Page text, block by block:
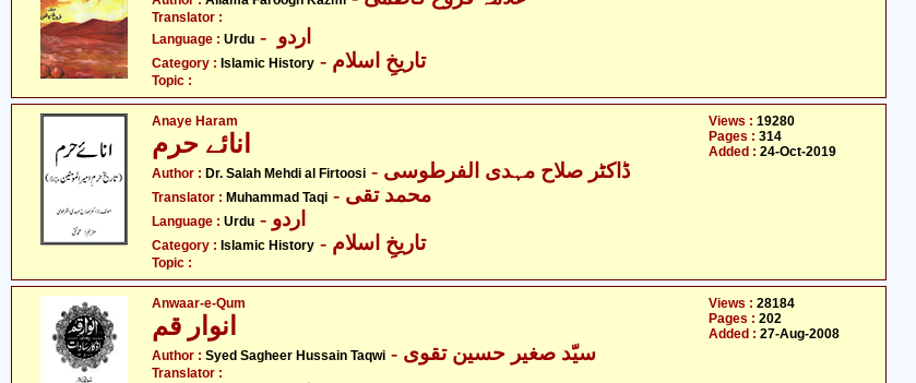
Translator :
Language : Urdu
Category : Islamic History - تاریخِ اسلام
Topic :
Anaye Haram
انائے حرم
Author : Dr. Salah Mehdi al Firtoosi - ڈاکٹر صلاح مہدی الفرطوسی
Translator : Muhammad Taqi - محمد تقی
Language : Urdu - اردو
Category : Islamic History - تاریخِ اسلام
Topic :
Views : 19280
Pages : 314
Added : 24-Oct-2019
Anwaar-e-Qum
انوار قم
Author : Syed Sagheer Hussain Taqwi - سیّد صغیر حسین تقوی
Translator :
Views : 28184
Pages : 202
Added : 27-Aug-2008